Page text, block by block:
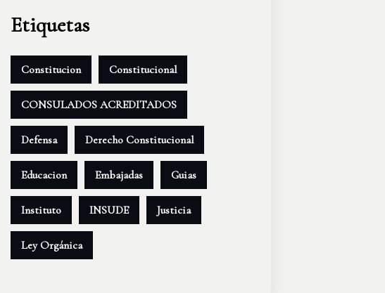
Etiquetas
Constitucion Constitucional
CONSULADOS ACREDITADOS
Defensa Derecho Constitucional
Educacion Embajadas Guias
Instituto INSUDE Justicia
Ley Orgánica